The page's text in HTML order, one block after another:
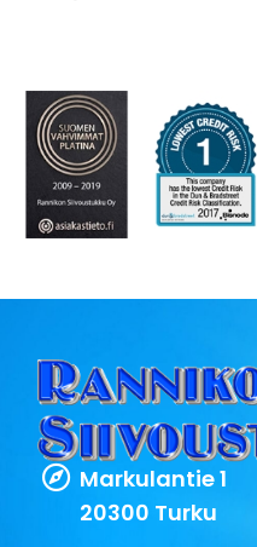
Markulantie 1
20300 Turku